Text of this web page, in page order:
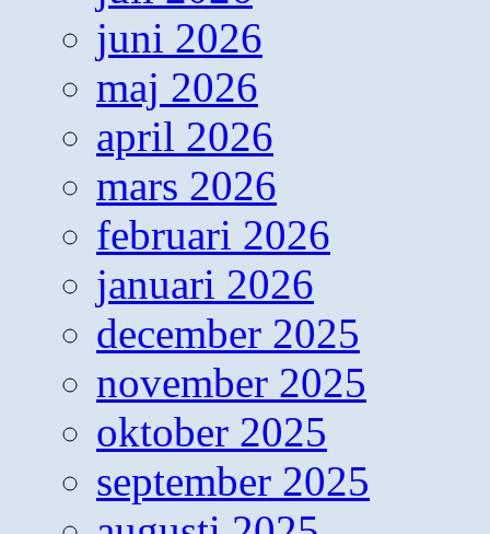
juni 2026
maj 2026
april 2026
mars 2026
februari 2026
januari 2026
december 2025
november 2025
oktober 2025
september 2025